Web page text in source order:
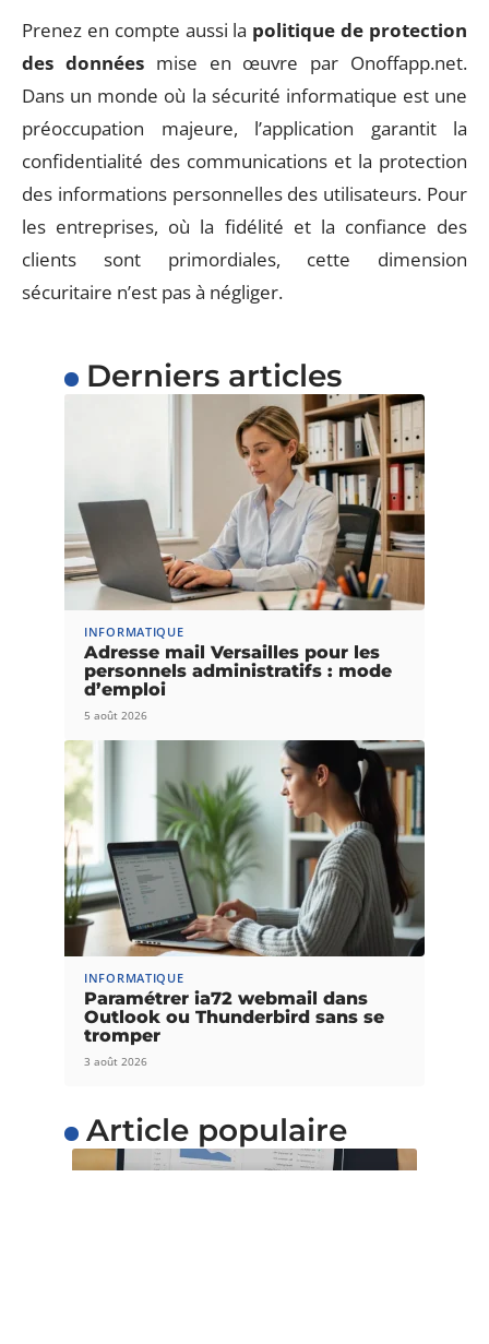
Prenez en compte aussi la politique de protection
des donnéesmise en œuvre par Onoffapp.net.
Dans un monde où la sécurité informatique est une
préoccupation majeure, l’application garantit la
confidentialité des communications et la protection
des informations personnelles des utilisateurs. Pour
les entreprises, où la fidélité et la confiance des
clients sont primordiales, cette dimension
sécuritaire n’est pas à négliger.
Derniers articles
INFORMATIQUE
Adresse mail Versailles pour les
personnels administratifs : mode
d’emploi
5 août 2026
INFORMATIQUE
Paramétrer ia72 webmail dans
Outlook ou Thunderbird sans se
tromper
3 août 2026
Article populaire